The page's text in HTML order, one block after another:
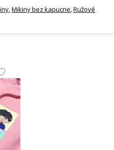
,Mikiny bez kapucne,Ružové